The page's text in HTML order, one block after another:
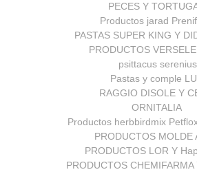
PECES Y
Productos jarad
PASTAS SUPER KING Y
PRODUCTOS
psittacus serenius
Pastas y comple
RAGGIO DISOLE Y
ORNITALIA
Productos herbbirdmix
PRODUCTOS MOLDE
PRODUCTOS LOR Y
PRODUCTOS CHEMIFARMA